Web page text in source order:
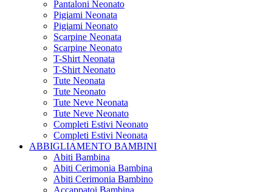
Pantaloni Neonato
Pigiami Neonata
Pigiami Neonato
Scarpine Neonata
Scarpine Neonato
T-Shirt Neonata
T-Shirt Neonato
Tute Neonata
Tute Neonato
Tute Neve Neonata
Tute Neve Neonato
Completi Estivi Neonato
Completi Estivi Neonata
ABBIGLIAMENTO BAMBINI
Abiti Bambina
Abiti Cerimonia Bambina
Abiti Cerimonia Bambino
Accappatoi Bambina